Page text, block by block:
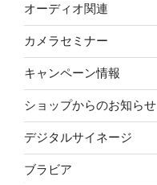
オーディオ関連
カメラセミナー
キャンペーン情報
ショップからのお知らせ
デジタルサイネージ
ブラビア